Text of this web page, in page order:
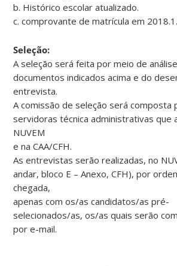
b. Histórico escolar atualizado.
c. comprovante de matrícula em 2018.1.
Seleção:
A seleção será feita por meio de
documentos indicados acima e do
entrevista.
A comissão de seleção será composta
servidoras técnica administrativas que
NUVEM
e na CAA/CFH.
As entrevistas serão realizadas, no
andar, bloco E – Anexo, CFH), por
chegada,
apenas com os/as candidatos/as pré-
selecionados/as, os/as quais serão
por e-mail.